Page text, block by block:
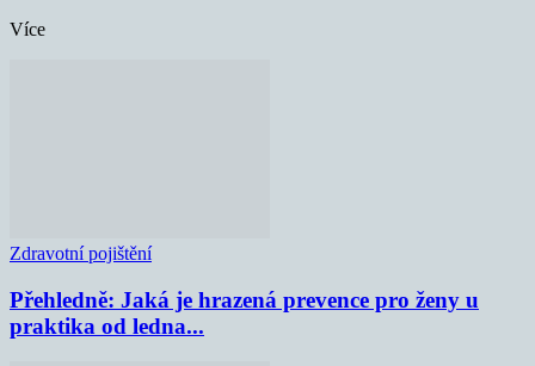
Více
Zdravotní pojištění
Přehledně: Jaká je hrazená prevence pro ženy u
praktika od ledna...